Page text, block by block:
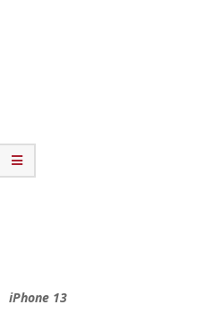
iPhone 13